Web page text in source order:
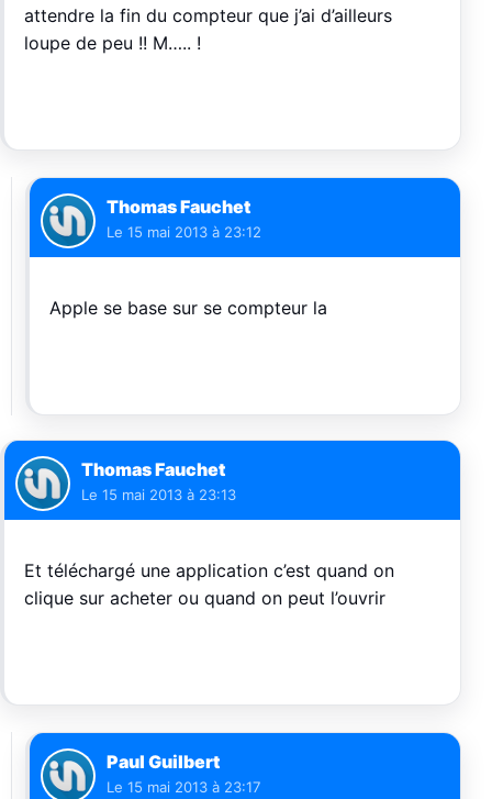
attendre la fin du compteur que j’ai d’ailleurs
loupe de peu !! M….. !
Thomas Fauchet
Le 15 mai 2013 à 23:12
Apple se base sur se compteur la
Thomas Fauchet
Le 15 mai 2013 à 23:13
Et téléchargé une application c’est quand on
clique sur acheter ou quand on peut l’ouvrir
Paul Guilbert
Le 15 mai 2013 à 23:17